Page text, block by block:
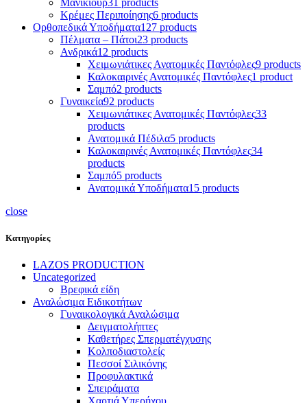
Κρέμες Περιποίησης6 products
Ορθοπεδικά Υποδήματα127 products
Πέλματα – Πάτοι23 products
Ανδρικά12 products
Χειμωνιάτικες Ανατομικές Παντόφλες9 products
Καλοκαιρινές Ανατομικές Παντόφλες1 product
Σαμπό2 products
Γυναικεία92 products
Χειμωνιάτικες Ανατομικές Παντόφλες33
products
Ανατομικά Πέδιλα5 products
Καλοκαιρινές Ανατομικές Παντόφλες34
products
Σαμπό5 products
Ανατομικά Υποδήματα15 products
close
Κατηγορίες
LAZOS PRODUCTION
Uncategorized
Βρεφικά είδη
Αναλώσιμα Ειδικοτήτων
Γυναικολογικά Αναλώσιμα
Δειγματολήπτες
Καθετήρες Σπερματέγχυσης
Κολποδιαστολείς
Πεσσοί Σιλικόνης
Προφυλακτικά
Σπειράματα
Χαρτιά Υπερήχου